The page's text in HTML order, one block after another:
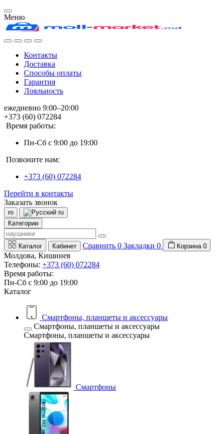
Меню
Контакты
Доставка
Способы оплаты
Гарантия
Лояльность
ежедневно 9:00–20:00
+373 (60) 072284
Время работы:
Пн-Сб с 9:00 до 19:00
Позвоните нам:
+373 (60) 072284
Перейти в контакты
Заказать звонок
ro
ru
Категории
Каталог Кабинет Сравнить 0 Закладки 0 Корзина 0
Молдова, Кишинев
Телефоны: +373 (60) 072284
Время работы:
Пн-Сб с 9:00 до 19:00
Каталог
Смартфоны, планшеты и аксессуары
Смартфоны, планшеты и аксессуары
Смартфоны, планшеты и аксессуары
Смартфоны